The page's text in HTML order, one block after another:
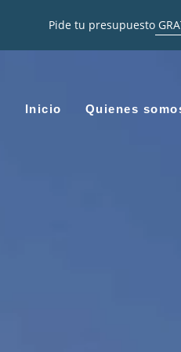
Pide tu presupuesto
Inicio Quienes